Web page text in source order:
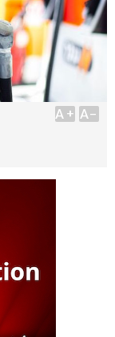
A+ A-